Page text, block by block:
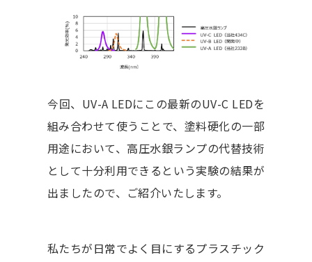
今回、UV-A LEDにこの最新のUV-C LEDを
組み合わせて使うことで、塗料硬化の一部
用途において、高圧水銀ランプの代替技術
として十分利用できるという実験の結果が
出ましたので、ご紹介いたします。
私たちが日常でよく目にするプラスチック